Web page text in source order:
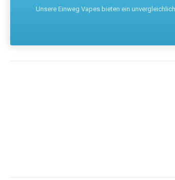
Unsere Einweg Vapes bieten ein